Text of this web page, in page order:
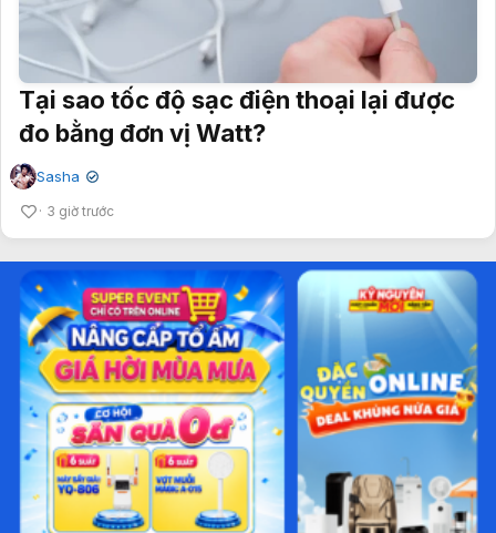
Tại sao tốc độ sạc điện thoại lại được
đo bằng đơn vị Watt?
Sasha ✔
3 giờ trước